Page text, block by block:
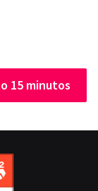
15 minutos